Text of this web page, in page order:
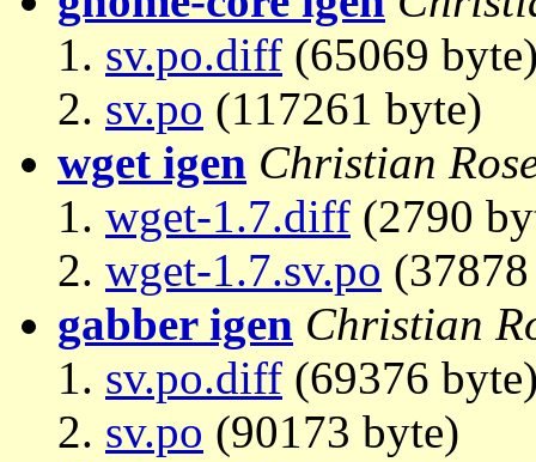
sv.po.diff (65069
sv.po (117261 byte)
wget igen Christian
wget-1.7.diff (2790
wget-1.7.sv.po
gabber igen Christian
sv.po.diff (69376
sv.po (90173 byte)